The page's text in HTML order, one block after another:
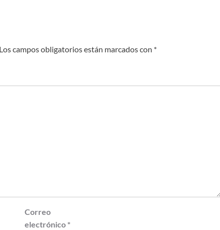
Los campos obligatorios están marcados con *
Correo
electrónico *